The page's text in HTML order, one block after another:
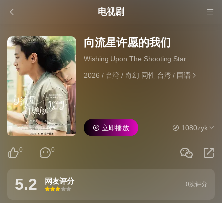
电视剧
向流星许愿的我们
Wishing Upon The Shooting Star
2026 / 台湾 / 奇幻 同性 台湾/ 国语
0 0
立即播放 1080zyk
5.2 网友评分
很差
较差还行推荐力荐
0次评分